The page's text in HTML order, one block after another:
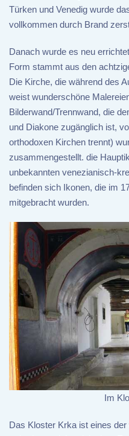
Türken und Venedig wurde
vollkommen durch Brand
Danach wurde es neu
Form stammt aus den
Die Kirche, die während des
weist wunderschöne
Bilderwand/Trennwand, die
und Diakone zugänglich ist,
orthodoxen Kirchen trennt)
zusammengestellt. die
unbekannten venezianisch-
befinden sich Ikonen, die im
mitgebracht wurden.
Im
Das Kloster Krka ist eines